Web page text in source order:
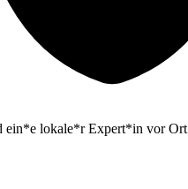
ein*e lokale*r Expert*in vor Ort